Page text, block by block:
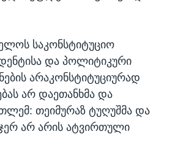
საკონსტიტუციო
და პოლიტიკური
არაკონსტიტუციურად
არ დაეთანხმა და
თეიმურაზ ტუღუშმა და
არ არის ატვირთული